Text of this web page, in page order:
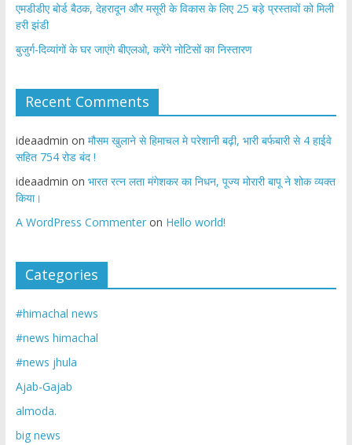
एमडीडीए बोर्ड बैठक, देहरादून और मसूरी के विकास के लिए 25 बड़े प्रस्तावों को मिली
हरी झंडी
बुजुर्ग-दिव्यांगों के घर जाएंगे बीएलओ, करेंगे नोटिसों का निस्तारण
Recent Comments
ideaadmin on मौसम खुलाने से हिमाचल मे परेशानी बढ़ी, भारी बर्फबारी से 4 हाईवे
सहित 754 रोड बंद !
ideaadmin on भारत रत्न लता मंगेशकर का निधन, पूज्य मोरारी बापू ने शोक व्यक्त
किया।
A WordPress Commenteron Hello world!
Categories
#himachal news
#news himachal
#news jhula
Ajab-Gajab
almoda.
big news